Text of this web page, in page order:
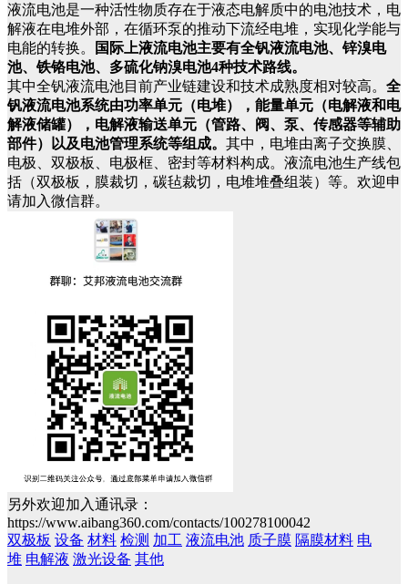
液流电池是一种活性物质存在于液态电解质中的电池技术，电
解液在电堆外部，在循环泵的推动下流经电堆，实现化学能与
电能的转换。
国际上液流电池主要有全钒液流电池、锌溴电
池、铁铬电池、多硫化钠溴电池4种技术路线。
其中全钒液流电池目前产业链建设和技术成熟度相对较高。 全
钒液流电池系统由功率单元（电堆），能量单元（电解液和电
解液储罐），电解液输送单元（管路、阀、泵、传感器等辅助
部件）以及电池管理系统等组成。 其中，电堆由离子交换膜、
电极、双极板、电极框、密封等材料构成。液流电池生产线包
括（双极板，膜裁切，碳毡裁切，电堆堆叠组装）等。欢迎申
请加入微信群。
另外欢迎加入通讯录：
https://www.aibang360.com/contacts/100278100042
双极板 设备 材料 检测 加工 液流电池 质子膜 隔膜材料 电
堆 电解液 激光设备 其他